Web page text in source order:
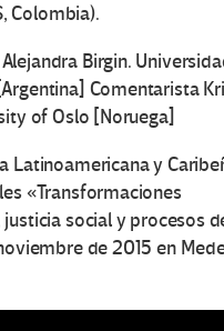
Colombia).
Birgin.
Comentarista
of Oslo [Noruega]
Latinoamericana y
«Transformaciones
social y procesos
de 2015 en